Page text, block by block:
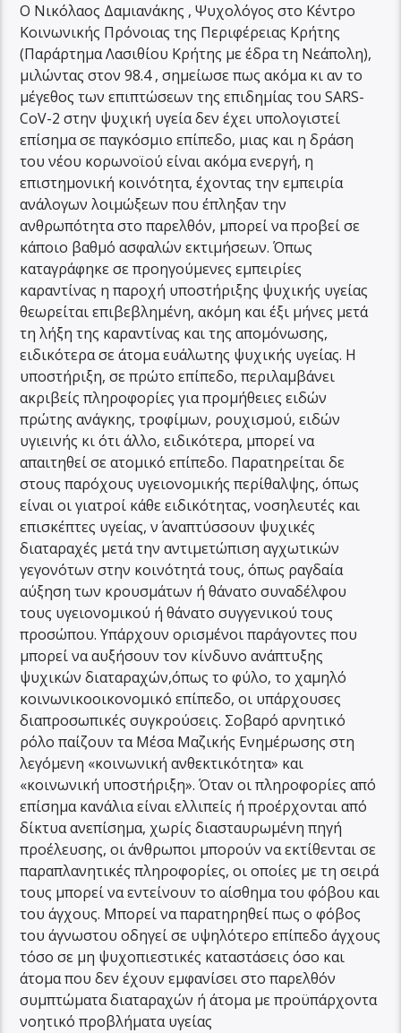
Ο Νικόλαος Δαμιανάκης , Ψυχολόγος στο Κέντρο
Κοινωνικής Πρόνοιας της Περιφέρειας Κρήτης
(Παράρτημα Λασιθίου Κρήτης με έδρα τη Νεάπολη),
μιλώντας στον 98.4 , σημείωσε πως ακόμα κι αν το
μέγεθος των επιπτώσεων της επιδημίας του SARS-
CoV-2 στην ψυχική υγεία δεν έχει υπολογιστεί
επίσημα σε παγκόσμιο επίπεδο, μιας και η δράση
του νέου κορωνοϊού είναι ακόμα ενεργή, η
επιστημονική κοινότητα, έχοντας την εμπειρία
ανάλογων λοιμώξεων που έπληξαν την
ανθρωπότητα στο παρελθόν, μπορεί να προβεί σε
κάποιο βαθμό ασφαλών εκτιμήσεων. Όπως
καταγράφηκε σε προηγούμενες εμπειρίες
καραντίνας η παροχή υποστήριξης ψυχικής υγείας
θεωρείται επιβεβλημένη, ακόμη και έξι μήνες μετά
τη λήξη της καραντίνας και της απομόνωσης,
ειδικότερα σε άτομα ευάλωτης ψυχικής υγείας. Η
υποστήριξη, σε πρώτο επίπεδο, περιλαμβάνει
ακριβείς πληροφορίες για προμήθειες ειδών
πρώτης ανάγκης, τροφίμων, ρουχισμού, ειδών
υγιεινής κι ότι άλλο, ειδικότερα, μπορεί να
απαιτηθεί σε ατομικό επίπεδο. Παρατηρείται δε
στους παρόχους υγειονομικής περίθαλψης, όπως
είναι οι γιατροί κάθε ειδικότητας, νοσηλευτές και
επισκέπτες υγείας, ν΄ αναπτύσσουν ψυχικές
διαταραχές μετά την αντιμετώπιση αγχωτικών
γεγονότων στην κοινότητά τους, όπως ραγδαία
αύξηση των κρουσμάτων ή θάνατο συναδέλφου
τους υγειονομικού ή θάνατο συγγενικού τους
προσώπου. Υπάρχουν ορισμένοι παράγοντες που
μπορεί να αυξήσουν τον κίνδυνο ανάπτυξης
ψυχικών διαταραχών,όπως το φύλο, το χαμηλό
κοινωνικοοικονομικό επίπεδο, οι υπάρχουσες
διαπροσωπικές συγκρούσεις. Σοβαρό αρνητικό
ρόλο παίζουν τα Μέσα Μαζικής Ενημέρωσης στη
λεγόμενη «κοινωνική ανθεκτικότητα» και
«κοινωνική υποστήριξη». Όταν οι πληροφορίες από
επίσημα κανάλια είναι ελλιπείς ή προέρχονται από
δίκτυα ανεπίσημα, χωρίς διασταυρωμένη πηγή
προέλευσης, οι άνθρωποι μπορούν να εκτίθενται σε
παραπλανητικές πληροφορίες, οι οποίες με τη σειρά
τους μπορεί να εντείνουν το αίσθημα του φόβου και
του άγχους. Μπορεί να παρατηρηθεί πως ο φόβος
του άγνωστου οδηγεί σε υψηλότερο επίπεδο άγχους
τόσο σε μη ψυχοπιεστικές καταστάσεις όσο και
άτομα που δεν έχουν εμφανίσει στο παρελθόν
συμπτώματα διαταραχών ή άτομα με προϋπάρχοντα
νοητικό προβλήματα υγείας